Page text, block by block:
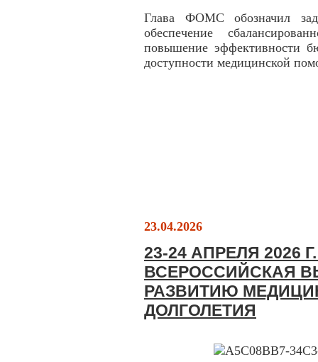
Глава ФОМС обозначил
обеспечение
повышение эффективности
доступности медицинской
23.04.2026
23-24 АПРЕЛЯ 2026
ВСЕРОССИЙСКАЯ
РАЗВИТИЮ
ДОЛГОЛЕТИЯ